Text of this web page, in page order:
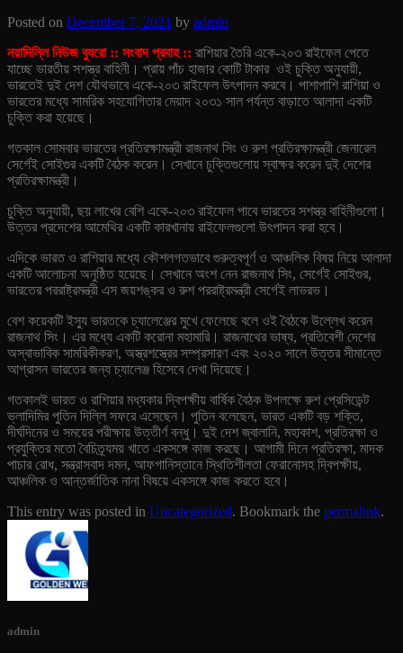
Posted on December 7, 2021 by admin
নয়াদিল্লি নিউজ ব্যুরো :: সংবাদ প্রবাহ :: রাশিয়ার তৈরি একে-২০৩ রাইফেল পেতে
যাচ্ছে ভারতীয় সশস্ত্র বাহিনী। প্রায় পাঁচ হাজার কোটি টাকার ওই চুক্তি অনুযায়ী,
ভারতেই দুই দেশ যৌথভাবে একে-২০৩ রাইফেল উৎপাদন করবে। পাশাপাশি রাশিয়া ও
ভারতের মধ্যে সামরিক সহযোগিতার মেয়াদ ২০৩১ সাল পর্যন্ত বাড়াতে আলাদা একটি
চুক্তি করা হয়েছে।
গতকাল সোমবার ভারতের প্রতিরক্ষামন্ত্রী রাজনাথ সিং ও রুশ প্রতিরক্ষামন্ত্রী জেনারেল
সের্গেই সোইগুর একটি বৈঠক করেন। সেখানে চুক্তিগুলোয় স্বাক্ষর করেন দুই দেশের
প্রতিরক্ষামন্ত্রী।
চুক্তি অনুযায়ী, ছয় লাখের বেশি একে-২০৩ রাইফেল পাবে ভারতের সশস্ত্র বাহিনীগুলো।
উত্তর প্রদেশের আমেথির একটি কারখানায় রাইফেলগুলো উৎপাদন করা হবে।
এদিকে ভারত ও রাশিয়ার মধ্যে কৌশলগতভাবে গুরুত্বপূর্ণ ও আঞ্চলিক বিষয় নিয়ে আলাদা
একটি আলোচনা অনুষ্ঠিত হয়েছে। সেখানে অংশ নেন রাজনাথ সিং, সের্গেই সোইগুর,
ভারতের পররাষ্ট্রমন্ত্রী এস জয়শঙ্কর ও রুশ পররাষ্ট্রমন্ত্রী সের্গেই লাভরভ।
বেশ কয়েকটি ইস্যু ভারতকে চ্যালেঞ্জের মুখে ফেলেছে বলে ওই বৈঠকে উল্লেখ করেন
রাজনাথ সিং। এর মধ্যে একটি করোনা মহামারি। রাজনাথের ভাষ্য, প্রতিবেশী দেশের
অস্বাভাবিক সামরিকীকরণ, অস্ত্রশস্ত্রের সম্প্রসারণ এবং ২০২০ সালে উত্তর সীমান্তে
আগ্রাসন ভারতের জন্য চ্যালেঞ্জ হিসেবে দেখা দিয়েছে।
গতকালই ভারত ও রাশিয়ার মধ্যকার দ্বিপক্ষীয় বার্ষিক বৈঠক উপলক্ষে রুশ প্রেসিডেন্ট
ভ্লাদিমির পুতিন দিল্লি সফরে এসেছেন। পুতিন বলেছেন, ভারত একটি বড় শক্তি,
দীর্ঘদিনের ও সময়ের পরীক্ষায় উত্তীর্ণ বন্ধু। দুই দেশ জ্বালানি, মহাকাশ, প্রতিরক্ষা ও
প্রযুক্তির মতো বৈচিত্র্যময় খাতে একসঙ্গে কাজ করছে। আগামী দিনে প্রতিরক্ষা, মাদক
পাচার রোধ, সন্ত্রাসবাদ দমন, আফগানিস্তানে স্থিতিশীলতা ফেরানোসহ দ্বিপক্ষীয়,
আঞ্চলিক ও আন্তর্জাতিক নানা বিষয়ে একসঙ্গে কাজ করতে হবে।
This entry was posted in Uncategorized. Bookmark the permalink.
admin